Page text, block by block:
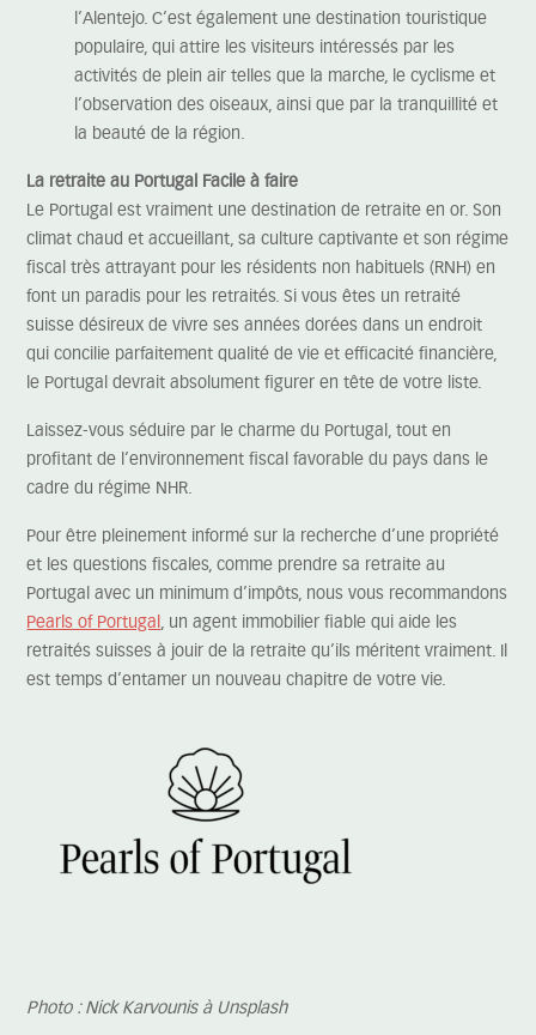
l’Alentejo. C’est également une destination touristique
populaire, qui attire les visiteurs intéressés par les
activités de plein air telles que la marche, le cyclisme et
l’observation des oiseaux, ainsi que par la tranquillité et
la beauté de la région.
La retraite au Portugal Facile à faire
Le Portugal est vraiment une destination de retraite en or. Son
climat chaud et accueillant, sa culture captivante et son régime
fiscal très attrayant pour les résidents non habituels (RNH) en
font un paradis pour les retraités. Si vous êtes un retraité
suisse désireux de vivre ses années dorées dans un endroit
qui concilie parfaitement qualité de vie et efficacité financière,
le Portugal devrait absolument figurer en tête de votre liste.
Laissez-vous séduire par le charme du Portugal, tout en
profitant de l’environnement fiscal favorable du pays dans le
cadre du régime NHR.
Pour être pleinement informé sur la recherche d’une propriété
et les questions fiscales, comme prendre sa retraite au
Portugal avec un minimum d’impôts, nous vous recommandons
Pearls of Portugal , un agent immobilier fiable qui aide les
retraités suisses à jouir de la retraite qu’ils méritent vraiment. Il
est temps d’entamer un nouveau chapitre de votre vie.
Photo : Nick Karvounis à Unsplash